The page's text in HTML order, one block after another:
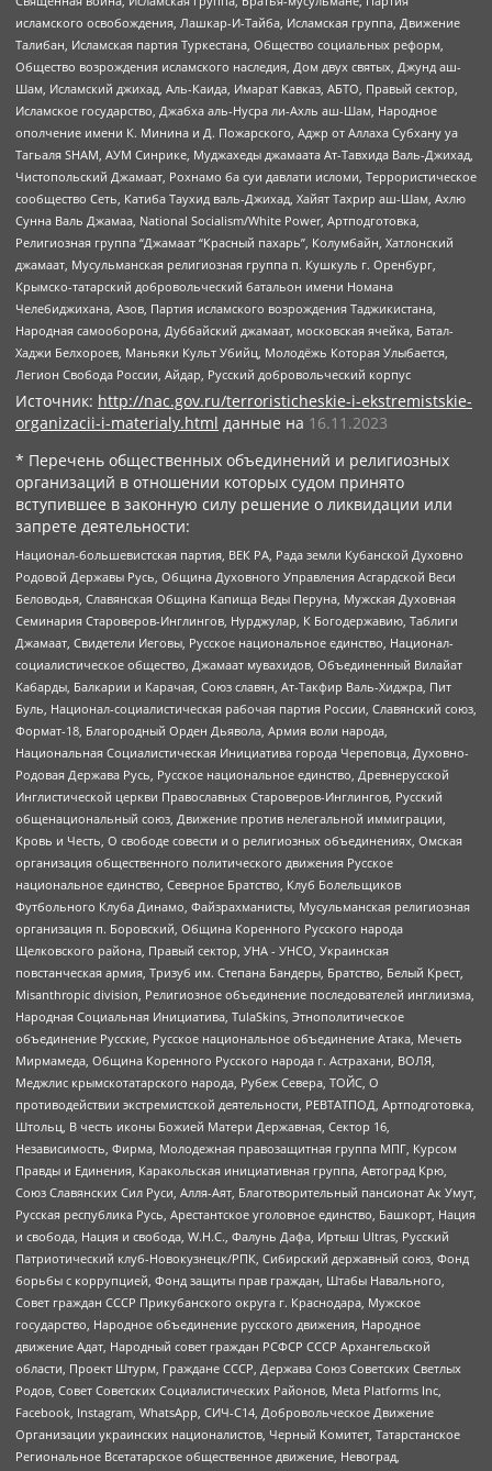
исламского освобождения, Лашкар-И-Тайба, Исламская группа, Движение
Талибан, Исламская партия Туркестана, Общество социальных реформ,
Общество возрождения исламского наследия, Дом двух святых, Джунд аш-
Шам, Исламский джихад, Аль-Каида, Имарат Кавказ, АБТО, Правый сектор,
Исламское государство, Джабха аль-Нусра ли-Ахль аш-Шам, Народное
ополчение имени К. Минина и Д. Пожарского, Аджр от Аллаха Субхану уа
Тагьаля SHAM, АУМ Синрике, Муджахеды джамаата Ат-Тавхида Валь-Джихад,
Чистопольский Джамаат, Рохнамо ба суи давлати исломи, Террористическое
сообщество Сеть, Катиба Таухид валь-Джихад, Хайят Тахрир аш-Шам, Ахлю
Сунна Валь Джамаа, National Socialism/White Power, Артподготовка,
Религиозная группа “Джамаат “Красный пахарь”, Колумбайн, Хатлонский
джамаат, Мусульманская религиозная группа п. Кушкуль г. Оренбург,
Крымско-татарский добровольческий батальон имени Номана
Челебиджихана, Азов, Партия исламского возрождения Таджикистана,
Народная самооборона, Дуббайский джамаат, московская ячейка, Батал-
Хаджи Белхороев, Маньяки Культ Убийц, Молодёжь Которая Улыбается,
Легион Свобода России, Айдар, Русский добровольческий корпус
Источник: http://nac.gov.ru/terroristicheskie-i-ekstremistskie-
organizacii-i-materialy.html данные на 16.11.2023
* Перечень общественных объединений и религиозных
организаций в отношении которых судом принято
вступившее в законную силу решение о ликвидации или
запрете деятельности:
Национал-большевистская партия, ВЕК РА, Рада земли Кубанской Духовно
Родовой Державы Русь, Община Духовного Управления Асгардской Веси
Беловодья, Славянская Община Капища Веды Перуна, Мужская Духовная
Семинария Староверов-Инглингов, Нурджулар, К Богодержавию, Таблиги
Джамаат, Свидетели Иеговы, Русское национальное единство, Национал-
социалистическое общество, Джамаат мувахидов, Объединенный Вилайат
Кабарды, Балкарии и Карачая, Союз славян, Ат-Такфир Валь-Хиджра, Пит
Буль, Национал-социалистическая рабочая партия России, Славянский союз,
Формат-18, Благородный Орден Дьявола, Армия воли народа,
Национальная Социалистическая Инициатива города Череповца, Духовно-
Родовая Держава Русь, Русское национальное единство, Древнерусской
Инглистической церкви Православных Староверов-Инглингов, Русский
общенациональный союз, Движение против нелегальной иммиграции,
Кровь и Честь, О свободе совести и о религиозных объединениях, Омская
организация общественного политического движения Русское
национальное единство, Северное Братство, Клуб Болельщиков
Футбольного Клуба Динамо, Файзрахманисты, Мусульманская религиозная
организация п. Боровский, Община Коренного Русского народа
Щелковского района, Правый сектор, УНА - УНСО, Украинская
повстанческая армия, Тризуб им. Степана Бандеры, Братство, Белый Крест,
Misanthropic division, Религиозное объединение последователей инглиизма,
Народная Социальная Инициатива, TulaSkins, Этнополитическое
объединение Русские, Русское национальное объединение Атака, Мечеть
Мирмамеда, Община Коренного Русского народа г. Астрахани, ВОЛЯ,
Меджлис крымскотатарского народа, Рубеж Севера, ТОЙС, О
противодействии экстремистской деятельности, РЕВТАТПОД, Артподготовка,
Штольц, В честь иконы Божией Матери Державная, Сектор 16,
Независимость, Фирма, Молодежная правозащитная группа МПГ, Курсом
Правды и Единения, Каракольская инициативная группа, Автоград Крю,
Союз Славянских Сил Руси, Алля-Аят, Благотворительный пансионат Ак Умут,
Русская республика Русь, Арестантское уголовное единство, Башкорт, Нация
и свобода, Нация и свобода, W.H.С., Фалунь Дафа, Иртыш Ultras, Русский
Патриотический клуб-Новокузнецк/РПК, Сибирский державный союз, Фонд
борьбы с коррупцией, Фонд защиты прав граждан, Штабы Навального,
Совет граждан СССР Прикубанского округа г. Краснодара, Мужское
государство, Народное объединение русского движения, Народное
движение Адат, Народный совет граждан РСФСР СССР Архангельской
области, Проект Штурм, Граждане СССР, Держава Союз Советских Светлых
Родов, Совет Советских Социалистических Районов, Meta Platforms Inc,
Facebook, Instagram, WhatsApp, СИЧ-С14, Добровольческое Движение
Организации украинских националистов, Черный Комитет, Татарстанское
Региональное Всетатарское общественное движение, Невоград,